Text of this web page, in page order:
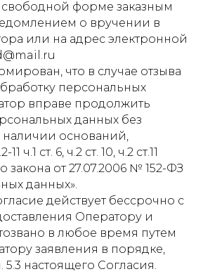
форме заказным
о вручении в
или на адрес электронной
что в случае отзыва
персональных
вправе продолжить
данных без
наличии оснований,
ч.1 ст. 6, ч.2 ст. 10, ч.2 ст.11
закона от 27.07.2006 № 152-ФЗ
данных».
действует бессрочно с
Оператору и
в любое время путем
заявления в порядке,
5.3 настоящего Согласия.